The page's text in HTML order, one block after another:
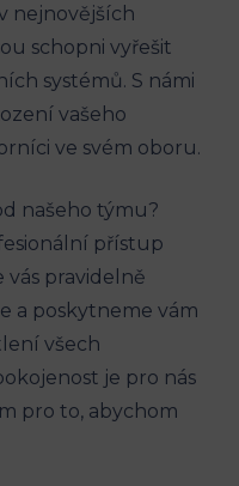
nejnovějších
schopni vyřešit
systémů. S námi
vašeho
ve svém oboru.
našeho týmu?
přístup
vás pravidelně
a poskytneme vám
všech
je pro nás
pro to, abychom